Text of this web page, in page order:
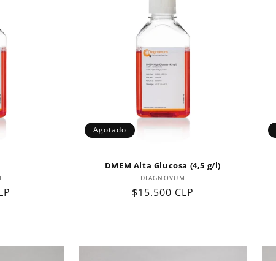
Agotado
DMEM Alta Glucosa (4,5 g/l)
Proveedor:
DIAGNOVUM
Precio
$15.500 CLP